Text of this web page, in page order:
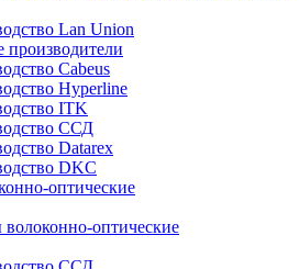
Lan Union
производители
Cabeus
Hyperline
ITK
ССД
Datarex
DKC
оптические
оптические